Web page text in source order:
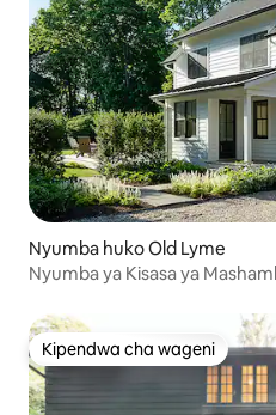
Nyumba huko Old Lyme
Nyumba ya Kisasa ya
Kipendwa cha wageni
Kipendwa cha wageni